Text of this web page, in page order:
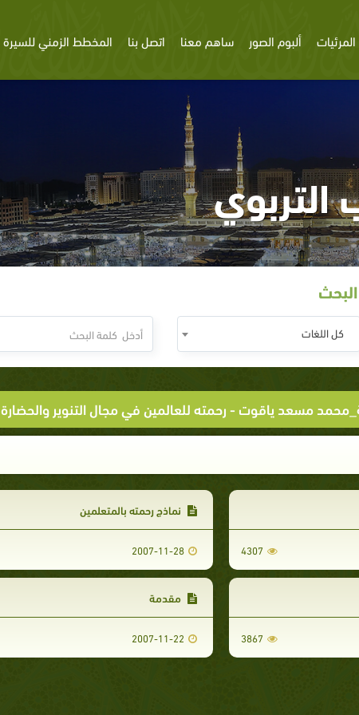
المرئيات ألبوم الصور ساهم معنا اتصل بنا المخطط الزمني للسيرة
التربوي
البحث
كل اللغات
مسعد ياقوت -رحمته للعالمين في مجال التنوير والحضارة
4307
نماذج رحمته بالمتعلمين
2007-11-28
3867
مقدمة
2007-11-22